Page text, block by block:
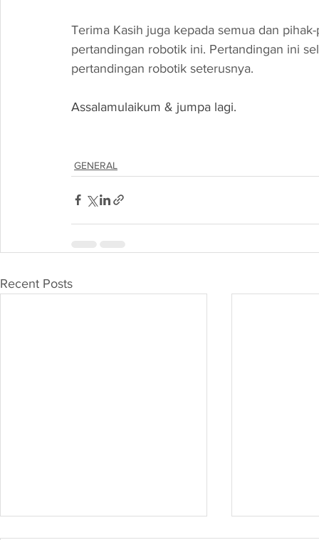
Terima Kasih juga kepada semua dan
pertandingan robotik ini. Pertandingan ini
pertandingan robotik seterusnya.
Assalamulaikum & jumpa lagi.
GENERAL
Recent Posts